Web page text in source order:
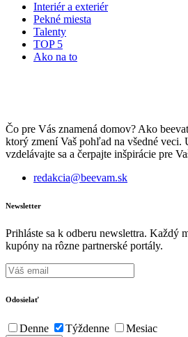
Interiér a exteriér
Pekné miesta
Talenty
TOP 5
Ako na to
Čo pre Vás znamená domov? Ako
ktorý zmení Vaš pohľad na všedné
vzdelávajte sa a čerpajte inšpirácie pre
redakcia@beevam.sk
Newsletter
Prihláste sa k odberu newslettra. Každý
kupóny na rôzne partnerské portály.
Odosielať
Denne Týždenne Mesiac